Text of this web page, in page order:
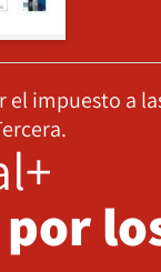
el impuesto a